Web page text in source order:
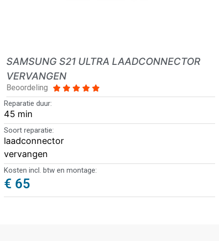
SAMSUNG S21 ULTRA LAADCONNECTOR
VERVANGEN
Beoordeling     
Reparatie duur:
45 min
Soort reparatie:
laadconnector
vervangen
Kosten incl. btw en montage:
€ 65